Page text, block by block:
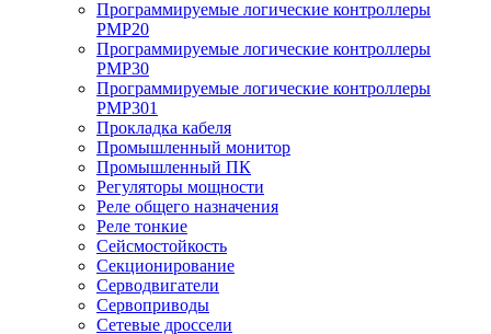
Программируемые логические контроллеры
PMP20
Программируемые логические контроллеры
PMP30
Программируемые логические контроллеры
PMP301
Прокладка кабеля
Промышленный монитор
Промышленный ПК
Регуляторы мощности
Реле общего назначения
Реле тонкие
Сейсмостойкость
Секционирование
Серводвигатели
Сервоприводы
Сетевые дроссели